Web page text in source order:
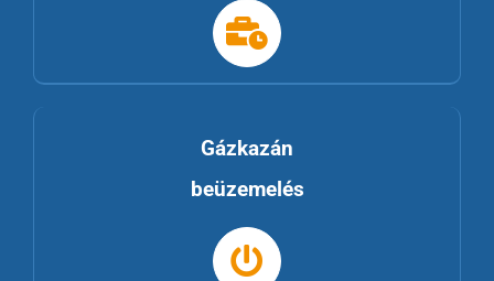
Gázkazán
beüzemelés